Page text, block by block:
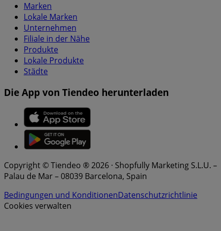
Marken
Lokale Marken
Unternehmen
Filiale in der Nähe
Produkte
Lokale Produkte
Städte
Die App von Tiendeo herunterladen
Copyright © Tiendeo ® 2026 · Shopfully Marketing S.L.U. –
Palau de Mar – 08039 Barcelona, Spain
Bedingungen und KonditionenDatenschutzrichtlinie
Cookies verwalten